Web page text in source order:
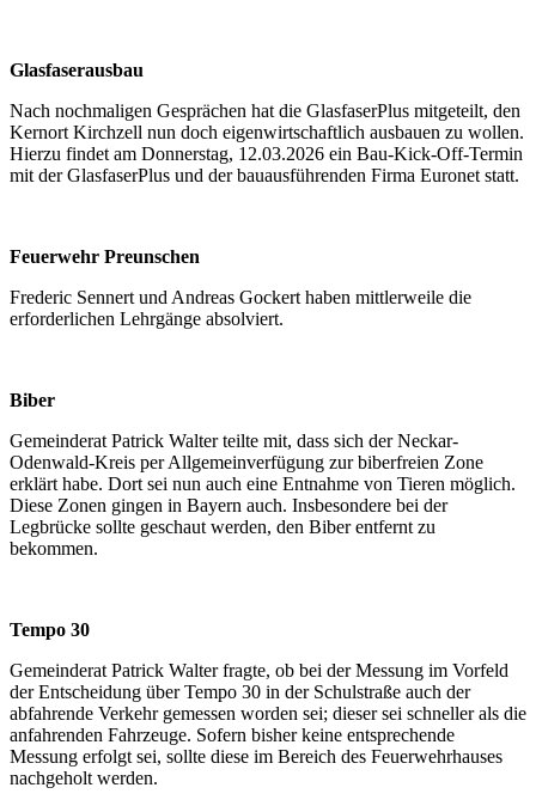
Glasfaserausbau
Nach nochmaligen Gesprächen hat die GlasfaserPlus mitgeteilt, den
Kernort Kirchzell nun doch eigenwirtschaftlich ausbauen zu wollen.
Hierzu findet am Donnerstag, 12.03.2026 ein Bau-Kick-Off-Termin
mit der GlasfaserPlus und der bauausführenden Firma Euronet statt.
Feuerwehr Preunschen
Frederic Sennert und Andreas Gockert haben mittlerweile die
erforderlichen Lehrgänge absolviert.
Biber
Gemeinderat Patrick Walter teilte mit, dass sich der Neckar-
Odenwald-Kreis per Allgemeinverfügung zur biberfreien Zone
erklärt habe. Dort sei nun auch eine Entnahme von Tieren möglich.
Diese Zonen gingen in Bayern auch. Insbesondere bei der
Legbrücke sollte geschaut werden, den Biber entfernt zu
bekommen.
Tempo 30
Gemeinderat Patrick Walter fragte, ob bei der Messung im Vorfeld
der Entscheidung über Tempo 30 in der Schulstraße auch der
abfahrende Verkehr gemessen worden sei; dieser sei schneller als die
anfahrenden Fahrzeuge. Sofern bisher keine entsprechende
Messung erfolgt sei, sollte diese im Bereich des Feuerwehrhauses
nachgeholt werden.